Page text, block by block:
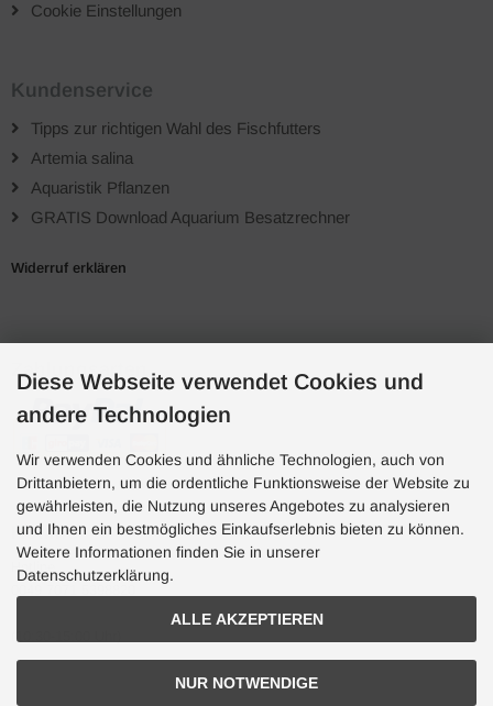
Cookie Einstellungen
Kundenservice
Tipps zur richtigen Wahl des Fischfutters
Artemia salina
Aquaristik Pflanzen
GRATIS Download Aquarium Besatzrechner
Widerruf erklären
Zahlungsarten
Hotline
Hotline
(10:30-15:00 Uhr)
Diese Webseite verwendet Cookies und
andere Technologien
Wir verwenden Cookies und ähnliche Technologien, auch von
Drittanbietern, um die ordentliche Funktionsweise der Website zu
gewährleisten, die Nutzung unseres Angebotes zu analysieren
und Ihnen ein bestmögliches Einkaufserlebnis bieten zu können.
Weitere Informationen finden Sie in unserer
Datenschutzerklärung.
ALLE AKZEPTIEREN
NUR NOTWENDIGE